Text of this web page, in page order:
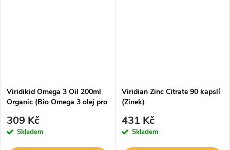
Viridikid Omega 3 Oil 200ml
Organic (Bio Omega 3 olej pro
309 Kč
Skladem
Viridian Zinc Citrate 90 kapslí
(Zinek)
431 Kč
Skladem